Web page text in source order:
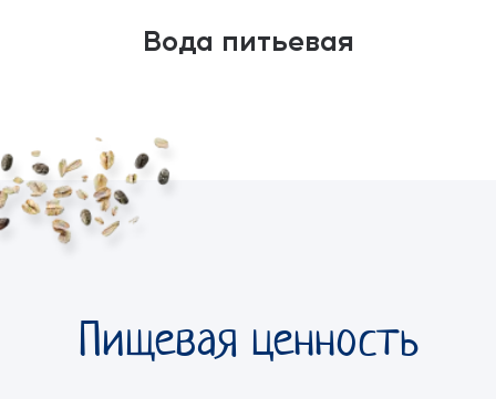
Вода питьевая
Пищевая ценность